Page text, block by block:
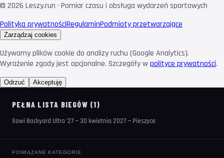
© 2026 Leszy.run · Pomiar czasu i obsługa wydarzeń sportowych
Polityka prywatnościRegulaminPodmioty przetwarzające
Zarządzaj cookies
Używamy plików cookie do analizy ruchu (Google Analytics).
Wyrażenie zgody jest opcjonalne. Szczegóły wpolityce prywatności.
Odrzuć Akceptuję
PEŁNA LISTA BIEGÓW (1)
Sowi Backyard Ultra '27 — 30 kwietnia 2027 — Pieszyce
POWIĄZANE KATEGORIE